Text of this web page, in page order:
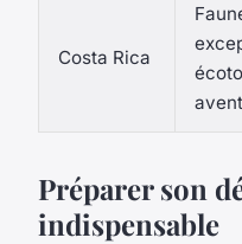
Costa Rica
Préparer son
indispensable